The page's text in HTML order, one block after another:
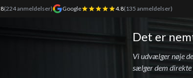
(224 anmeldelser) Google 4.8(135 anmeldelser)
Det er
Vi udvælger nøje
sælger dem direkte